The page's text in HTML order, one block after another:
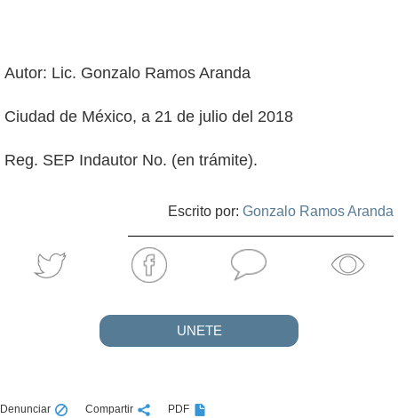
Autor: Lic. Gonzalo Ramos Aranda
Ciudad de México, a 21 de julio del 2018
Reg. SEP Indautor No. (en trámite).
Escrito por: Gonzalo Ramos Aranda
UNETE
Denunciar Compartir PDF